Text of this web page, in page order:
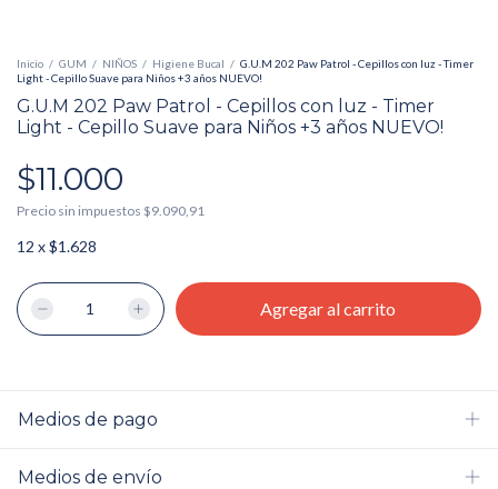
Inicio / GUM / NIÑOS / Higiene Bucal / G.U.M 202 Paw Patrol - Cepillos con luz - Timer
Light - Cepillo Suave para Niños +3 años NUEVO!
G.U.M 202 Paw Patrol - Cepillos con luz - Timer
Light - Cepillo Suave para Niños +3 años NUEVO!
$11.000
Precio sin impuestos $9.090,91
12 x$1.628
Medios de pago
Medios de envío